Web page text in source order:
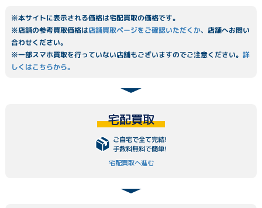
※本サイトに表示される価格は宅配買取の価格です。
※店舗の参考買取価格は店舗買取ページをご確認いただくか、店舗へお問い
合わせください。
※一部スマホ買取を行っていない店舗もございますのでご注意ください。詳
しくはこちらから。
宅配買取
ご自宅で全て完結!
手数料無料で簡単!
宅配買取へ進む